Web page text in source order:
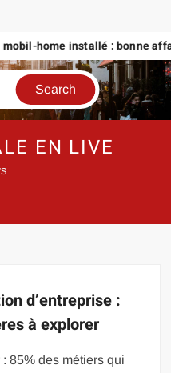
home installé : bonne
EN LIVE
d’entreprise :
à explorer
85% des métiers qui